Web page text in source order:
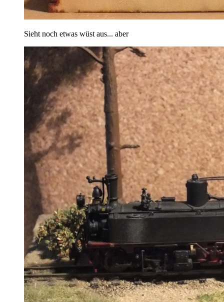
Sieht noch etwas wüst aus... aber